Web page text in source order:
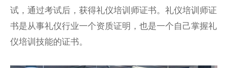
试，通过考试后，获得礼仪培训师证书。礼仪培训师证
书是从事礼仪行业一个资质证明，也是一个自己掌握礼
仪培训技能的证书。